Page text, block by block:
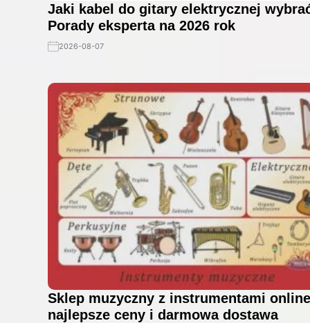
Jaki kabel do gitary elektrycznej
Porady eksperta na 2026 rok
2026-08-07
Sklep muzyczny z instrumentami
najlepsze ceny i darmowa dostawa